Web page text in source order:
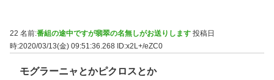
22 名前:番組の途中ですが翡翠の名無しがお送りします 投稿日
時:2020/03/13(金) 09:51:36.268 ID:x2L+/eZC0
モグラーニャとかピクロスとか